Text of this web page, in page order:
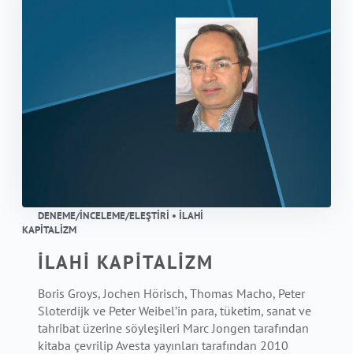
DENEME/İNCELEME/ELEŞTIRI • İLAHİ
KAPİTALİZM
İLAHİ KAPİTALİZM
Boris Groys, Jochen Hörisch, Thomas Macho, Peter
Sloterdijk ve Peter Weibel’in para, tüketim, sanat ve
tahribat üzerine söyleşileri Marc Jongen tarafından
kitaba çevrilip Avesta yayınları tarafından 2010